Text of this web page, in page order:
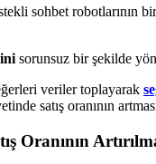
sohbet robotlarının
sorunsuz bir şekilde
veriler toplayarak
satış oranının
Oranının